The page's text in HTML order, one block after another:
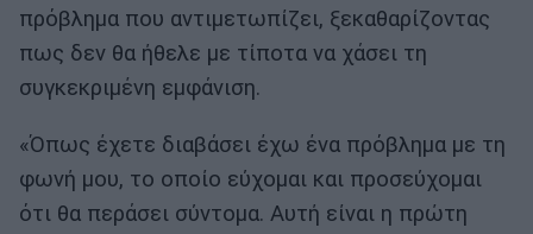
πρόβλημα που αντιμετωπίζει, ξεκαθαρίζοντας
πως δεν θα ήθελε με τίποτα να χάσει τη
συγκεκριμένη εμφάνιση.
«Όπως έχετε διαβάσει έχω ένα πρόβλημα με τη
φωνή μου, το οποίο εύχομαι και προσεύχομαι
ότι θα περάσει σύντομα. Αυτή είναι η πρώτη